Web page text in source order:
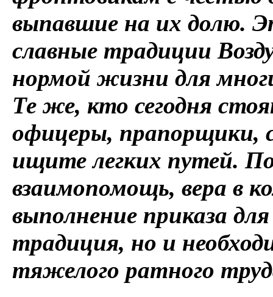
выпавшие на их долю.
славные традиции
нормой жизни для
Те же, кто сегодня
офицеры, прапорщики,
ищите легких путей.
взаимопомощь, вера в
выполнение приказа
традиция, но и
тяжелого ратного